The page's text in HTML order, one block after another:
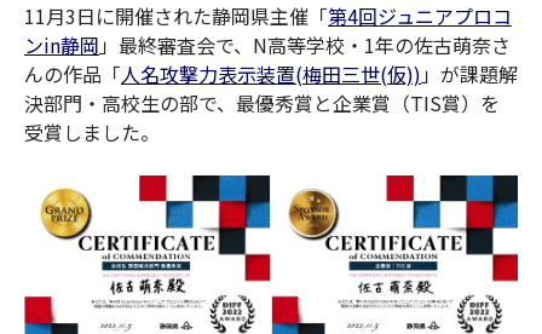
11月3日に開催された静岡県主催「第4回ジュニアプロコ
ンin静岡」最終審査会で、N高等学校・1年の佐古萌奈さ
んの作品「人名攻撃力表示装置(梅田三世(仮))」が課題解
決部門・高校生の部で、最優秀賞と企業賞（TIS賞）を
受賞しました。